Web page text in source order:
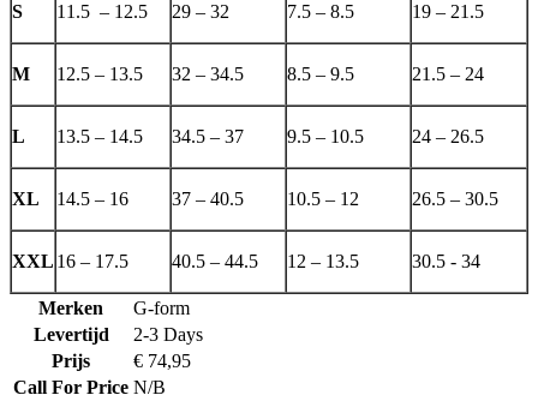
S 11.5 – 12.5 29 – 32 7.5 – 8.5 19 – 21.5
M 12.5 – 13.5 32 – 34.5 8.5 – 9.5 21.5 – 24
L 13.5 – 14.5 34.5 – 37 9.5 – 10.5 24 – 26.5
XL 14.5 – 16 37 – 40.5 10.5 – 12 26.5 – 30.5
XXL 16 – 17.5 40.5 – 44.5 12 – 13.5 30.5 - 34
Merken
G-form
Levertijd
2-3 Days
Prijs
€ 74,95
Call For Price N/B